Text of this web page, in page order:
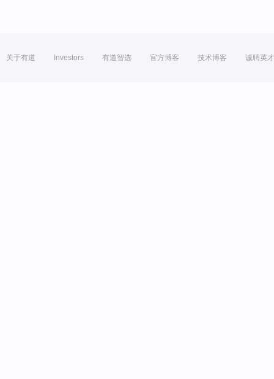
关于有道 Investors 有道智选 官方博客 技术博客 诚聘英才